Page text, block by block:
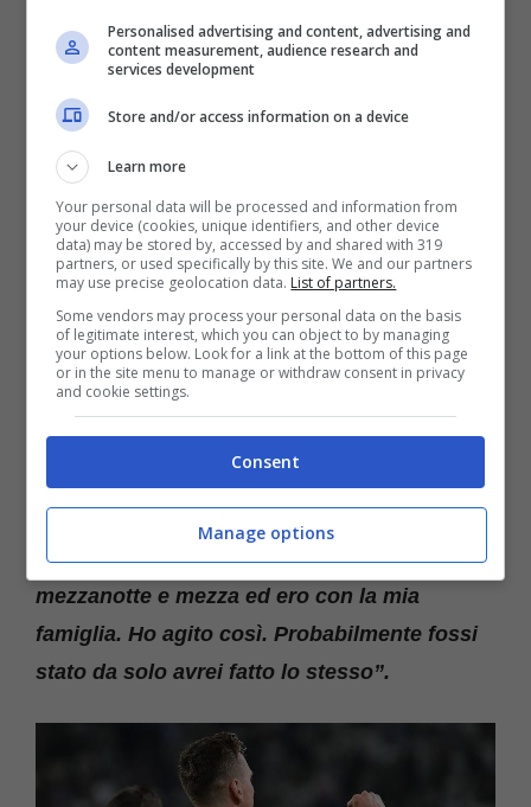
Arek Milik ha vissuto anche un momento
difficile alcuni anni fa quando giocava
ancora nel Napoli. Un racconto che
sicuramente ha minato quel suo momento dal
punto di vista della sicurezza personale più che
patrimoniale. Al di là della cifra è stato un
momento che ha scatenato grandissime
polemiche.
Le cronache avevano esagerato parlando di una
pistola puntata in faccia per portargli via un
Rolex da 7mila euro. Ai tempi fu proprio il
calciatore a smentire specificando:“Nessuno
mi ha puntato una pistola in testa. È bastato
bussare al vetro della macchina visto che era
mezzanotte e mezza ed ero con la mia
famiglia. Ho agito così. Probabilmente fossi
stato da solo avrei fatto lo stesso”.
Personalised advertising and content, advertising and
content measurement, audience research and
services development
Store and/or access information on a device
Learn more
Your personal data will be processed and information from
your device (cookies, unique identifiers, and other device
data) may be stored by, accessed by and shared with 319
partners, or used specifically by this site. We and our partners
may use precise geolocation data. List of partners.
Some vendors may process your personal data on the basis
of legitimate interest, which you can object to by managing
your options below. Look for a link at the bottom of this page
or in the site menu to manage or withdraw consent in privacy
and cookie settings.
Consent
Manage options